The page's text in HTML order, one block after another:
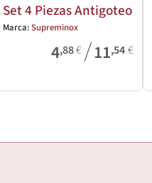
Set 4 Piezas Antigoteo
Marca:Supreminox
4,88€/11,54€